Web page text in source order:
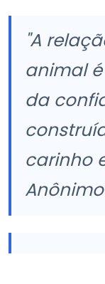
"A
animal
da
carinho
Anônimo